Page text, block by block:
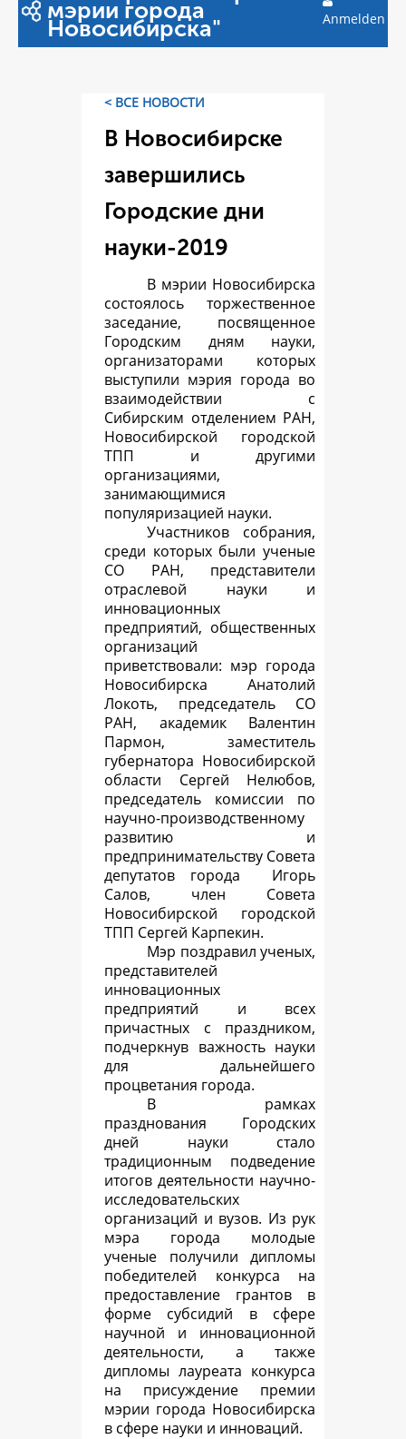
мэрии города
Новосибирска" Anmelden
< ВСЕ НОВОСТИ
В Новосибирске
завершились
Городские дни
науки-2019
В мэрии Новосибирска
состоялось торжественное
заседание, посвященное
Городским дням науки,
организаторами которых
выступили мэрия города во
взаимодействии с
Сибирским отделением РАН,
Новосибирской городской
ТПП и другими
организациями,
занимающимися
популяризацией науки.
Участников собрания,
среди которых были ученые
СО РАН, представители
отраслевой науки и
инновационных
предприятий, общественных
организаций
приветствовали: мэр города
Новосибирска Анатолий
Локоть, председатель СО
РАН, академик Валентин
Пармон, заместитель
губернатора Новосибирской
области Сергей Нелюбов,
председатель комиссии по
научно-производственному
развитию и
предпринимательству Совета
депутатов города Игорь
Салов, член Совета
Новосибирской городской
ТПП Сергей Карпекин.
Мэр поздравил ученых,
представителей
инновационных
предприятий и всех
причастных с праздником,
подчеркнув важность науки
для дальнейшего
процветания города.
В рамках
празднования Городских
дней науки стало
традиционным подведение
итогов деятельности научно-
исследовательских
организаций и вузов. Из рук
мэра города молодые
ученые получили дипломы
победителей конкурса на
предоставление грантов в
форме субсидий в сфере
научной и инновационной
деятельности, а также
дипломы лауреата конкурса
на присуждение премии
мэрии города Новосибирска
в сфере науки и инноваций.